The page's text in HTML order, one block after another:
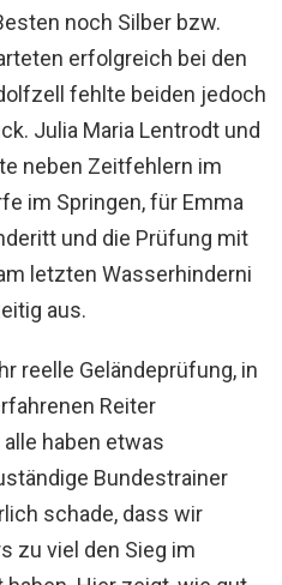
noch Silber bzw.
erfolgreich bei den
fehlte beiden jedoch
Julia Maria Lentrodt und
neben Zeitfehlern im
im Springen, für Emma
und die Prüfung mit
letzten Wasserhinderni
aus.
reelle Geländeprüfung, in
Reiter
haben etwas
Bundestrainer
schade, dass wir
zu viel den Sieg im